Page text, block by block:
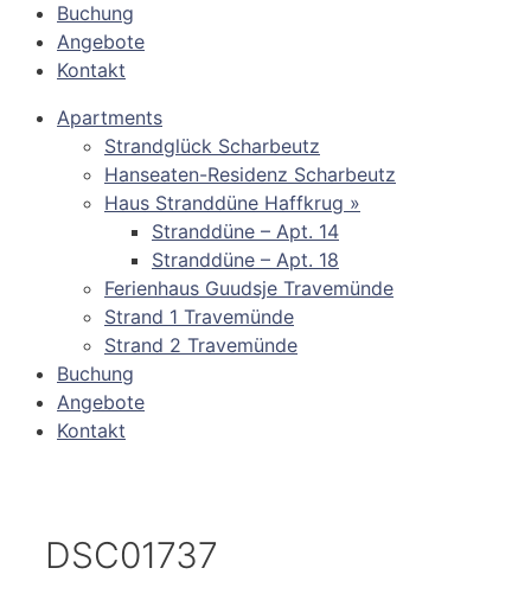
Buchung
Angebote
Kontakt
Apartments
Strandglück Scharbeutz
Hanseaten-Residenz Scharbeutz
Haus Stranddüne Haffkrug »
Stranddüne – Apt. 14
Stranddüne – Apt. 18
Ferienhaus Guudsje Travemünde
Strand 1 Travemünde
Strand 2 Travemünde
Buchung
Angebote
Kontakt
DSC01737